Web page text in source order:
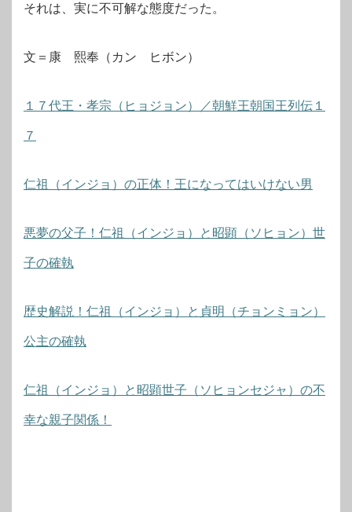
それは、実に不可解な態度だった。
文＝康 熙奉（カン ヒボン）
１７代王・孝宗（ヒョジョン）／朝鮮王朝国王列伝１
７
仁祖（インジョ）の正体！王になってはいけない男
悪夢の父子！仁祖（インジョ）と昭顕（ソヒョン）世
子の確執
歴史解説！仁祖（インジョ）と貞明（チョンミョン）
公主の確執
仁祖（インジョ）と昭顕世子（ソヒョンセジャ）の不
幸な親子関係！